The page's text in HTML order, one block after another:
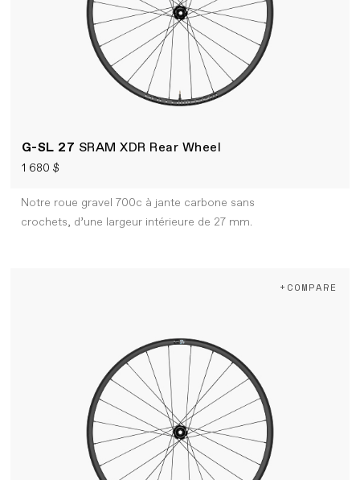
G-SL 27 SRAM XDR Rear Wheel
1 680 $
Notre roue gravel 700c à jante carbone sans
crochets, d’une largeur intérieure de 27 mm.
+COMPARE